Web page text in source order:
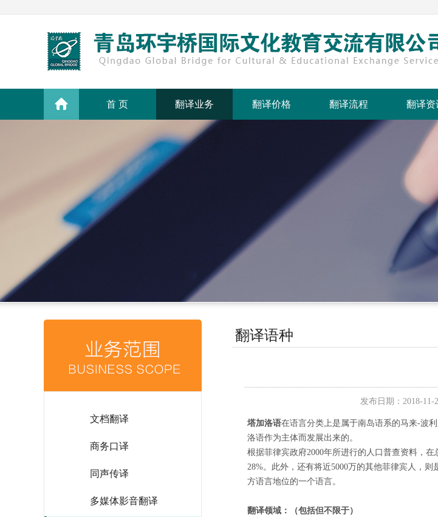
首 页 翻译业务 翻译价格 翻译流程 翻译资
文档翻译
商务口译
同声传译
多媒体影音翻译
翻译语种
发布日期：2018-
塔加洛语在语言分类上是属于南岛语系的马来-波
洛语作为主体而发展出来的。
根据菲律宾政府2000年所进行的人口普查资料，
28%。此外，还有将近5000万的其他菲律宾人，
方语言地位的一个语言。
翻译领域：（包括但不限于）